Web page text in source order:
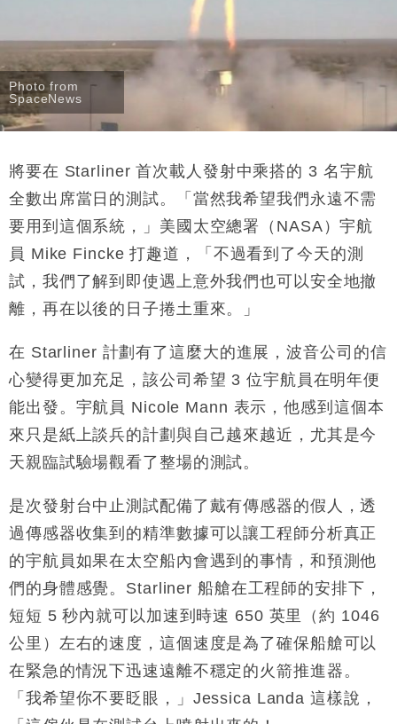
Photo from
SpaceNews
將要在 Starliner 首次載人發射中乘搭的 3 名宇航
全數出席當日的測試。「當然我希望我們永遠不需
要用到這個系統，」美國太空總署（NASA）宇航
員 Mike Fincke 打趣道，「不過看到了今天的測
試，我們了解到即使遇上意外我們也可以安全地撤
離，再在以後的日子捲土重來。」
在 Starliner 計劃有了這麼大的進展，波音公司的信
心變得更加充足，該公司希望 3 位宇航員在明年便
能出發。宇航員 Nicole Mann 表示，他感到這個本
來只是紙上談兵的計劃與自己越來越近，尤其是今
天親臨試驗場觀看了整場的測試。
是次發射台中止測試配備了戴有傳感器的假人，透
過傳感器收集到的精準數據可以讓工程師分析真正
的宇航員如果在太空船內會遇到的事情，和預測他
們的身體感覺。Starliner 船艙在工程師的安排下，
短短 5 秒內就可以加速到時速 650 英里（約 1046
公里）左右的速度，這個速度是為了確保船艙可以
在緊急的情況下迅速遠離不穩定的火箭推進器。
「我希望你不要眨眼，」Jessica Landa 這樣說，